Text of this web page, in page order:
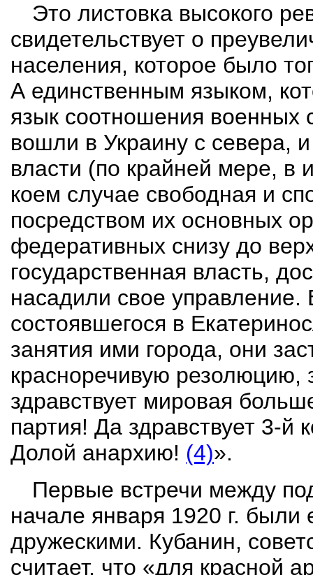
Это листовка высокого
свидетельствует о
населения, которое было
А единственным языком,
язык соотношения военных
вошли в Украину с севера,
власти (по крайней мере, в
коем случае свободная и
посредством их основных
федеративных снизу до
государственная власть,
насадили свое управление.
состоявшегося в
занятия ими города, они
красноречивую
здравствует мировая
партия! Да здравствует 3-й
Долой анархию! (4)».
Первые встречи между
начале января 1920 г. были
дружескими. Кубанин,
считает, что «для красной